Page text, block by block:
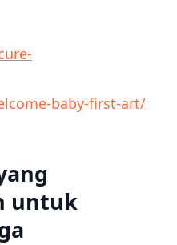
baby-first-art/
untuk